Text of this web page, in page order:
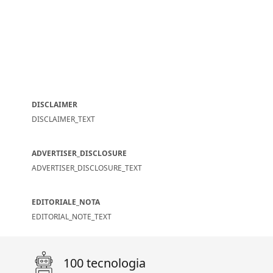
DISCLAIMER
DISCLAIMER_TEXT
ADVERTISER_DISCLOSURE
ADVERTISER_DISCLOSURE_TEXT
EDITORIALE_NOTA
EDITORIAL_NOTE_TEXT
100 tecnologia